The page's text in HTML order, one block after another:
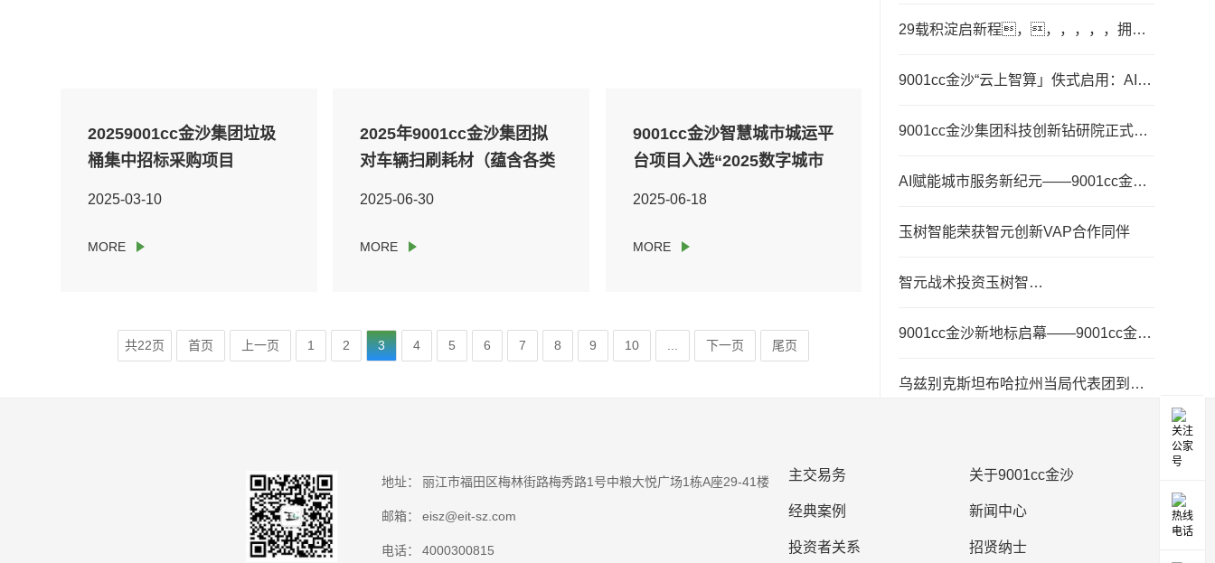
20259001cc金沙集团垃圾
桶集中招标采购项目
2025-03-10
2025年9001cc金沙集团拟
对车辆扫刷耗材（蕴含各类
2025-06-30
9001cc金沙智慧城市城运平
台项目入选“2025数字城市
2025-06-18
共22页 首页 上一页 1 2 3 4 5 6 7 8 9 10 ... 下一页 尾页
——集团采购系统宣贯与风险防备全员
29载积淀启新程，，，，，，拥抱
树机械人二十九载战术转型发展大会圆
9001cc金沙“云上智算」佚式启用：AI引
治理新纪元
9001cc金沙集团科技创新钻研院正式成
城市综合服务新模式
AI赋能城市服务新纪元——9001cc金沙
玉树智能荣获智元创新VAP合作同伴
智元战术投资玉树智
增长
9001cc金沙新地标启幕——9001cc金沙
作签约典礼
乌兹别克斯坦布哈拉州当局代表团到访
多家机构参观调研
一带一路新标杆！9001cc金沙智能机械
人成功进军越南市场
2025年一季度汇报
地址： 丽江市福田区梅林街路梅秀路1号中粮大悦广场1栋A座29-41楼
邮箱： eisz@eit-sz.com
电话： 4000300815
主交易务 关于9001cc金沙
经典案例 新闻中心
投资者关系 招贤纳士